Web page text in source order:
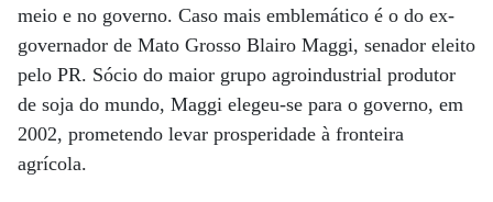
meio e no governo. Caso mais emblemático é o do ex-
governador de Mato Grosso Blairo Maggi, senador eleito
pelo PR. Sócio do maior grupo agroindustrial produtor
de soja do mundo, Maggi elegeu-se para o governo, em
2002, prometendo levar prosperidade à fronteira
agrícola.